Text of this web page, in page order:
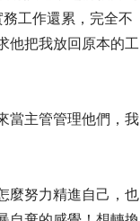
工作還累，完全不
他把我放回原本的工
當主管管理他們，我
麼努力精進自己，也